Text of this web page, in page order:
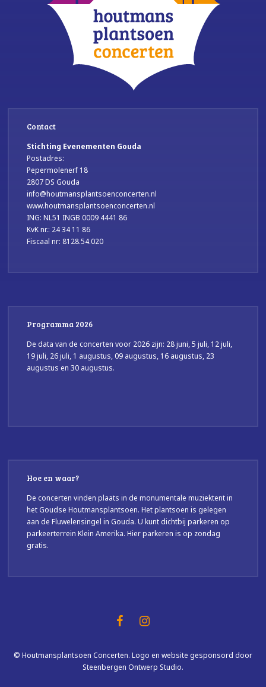
Contact
Stichting Evenementen Gouda
Postadres:
Pepermolenerf 18
2807 DS Gouda
info@houtmansplantsoenconcerten.nl
www.houtmansplantsoenconcerten.nl
ING: NL51 INGB 0009 4441 86
KvK nr.: 24 34 11 86
Fiscaal nr: 8128.54.020
Programma 2026
De data van de concerten voor 2026 zijn: 28 juni, 5 juli, 12 juli,
19 juli, 26 juli, 1 augustus, 09 augustus, 16 augustus, 23
augustus en 30 augustus.
Hoe en waar?
De concerten vinden plaats in de monumentale muziektent in
het Goudse Houtmansplantsoen. Het plantsoen is gelegen
aan de Fluwelensingel in Gouda. U kunt dichtbij parkeren op
parkeerterrein Klein Amerika. Hier parkeren is op zondag
gratis.
© Houtmansplantsoen Concerten. Logo en website gesponsord door
Steenbergen Ontwerp Studio.